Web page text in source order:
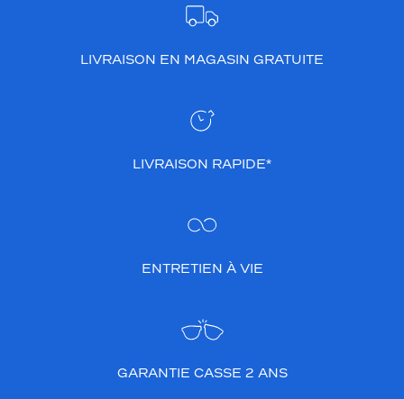
LIVRAISON EN MAGASIN GRATUITE
LIVRAISON RAPIDE*
ENTRETIEN À VIE
GARANTIE CASSE 2 ANS